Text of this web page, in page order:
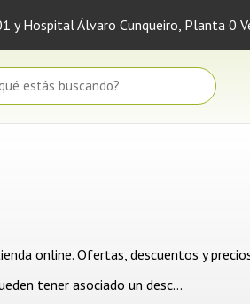
y Hospital Álvaro Cunqueiro, Planta 0
online. Ofertas, descuentos y
tener asociado un desc...